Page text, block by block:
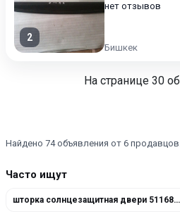
2
нет отзывов
Бишкек
На странице 30
Найдено 74 объявления от 6
Часто ищут
шторка солнцезащитная двери 51168266357